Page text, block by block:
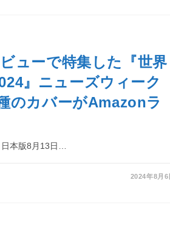
ューで特集した『世界
』ニューズウィーク
のカバーがAmazonラ
本版8月13日…
2024年8月6